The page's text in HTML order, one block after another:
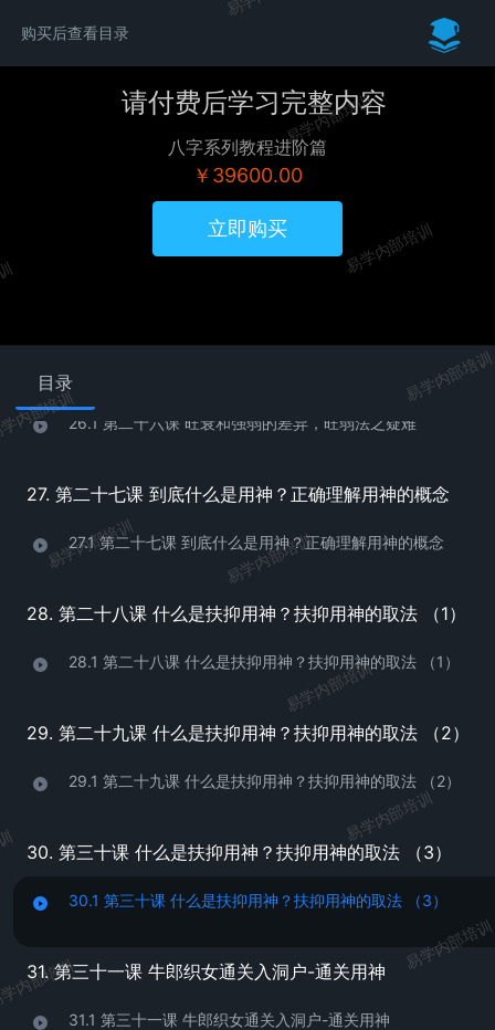
购买后查看目录
请付费后学习完整内容
八字系列教程进阶篇
￥39600.00
立即购买
目录
23. 第二十三课 天干与地支的关系，干支互通，相合，暗合
23.1 第二十三课 天干与地支的关系，干支互通，相合，暗合
24. 第二十四课 五行旺衰的初始状态
24.1 第二十四课 五行旺衰的初始状态
25. 第二十五课 如何判断日干的强弱
26. 第二十六课 旺衰和强弱的差异，旺弱法之疑难
26.1 第二十六课 旺衰和强弱的差异，旺弱法之疑难
27. 第二十七课 到底什么是用神？正确理解用神的概念
27.1 第二十七课 到底什么是用神？正确理解用神的概念
28. 第二十八课 什么是扶抑用神？扶抑用神的取法 （1）
28.1 第二十八课 什么是扶抑用神？扶抑用神的取法 （1）
29. 第二十九课 什么是扶抑用神？扶抑用神的取法 （2）
29.1 第二十九课 什么是扶抑用神？扶抑用神的取法 （2）
30. 第三十课 什么是扶抑用神？扶抑用神的取法 （3）
30.1 第三十课 什么是扶抑用神？扶抑用神的取法 （3）
31. 第三十一课 牛郎织女通关入洞户-通关用神
31.1 第三十一课 牛郎织女通关入洞户-通关用神
易学内部培训
内部培训
易学内部培训
易学内部培训
易学内部培训
易学内部培训
易学内部培训
内部培训
易学内部培训
易学内部培训